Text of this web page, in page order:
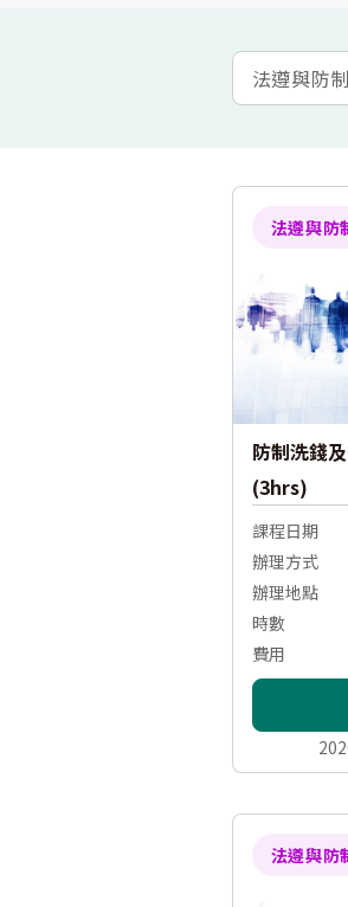
法遵與防
防制洗錢
(3hrs)
課程日期
辦理方式
辦理地點
時數
費用
法遵與防